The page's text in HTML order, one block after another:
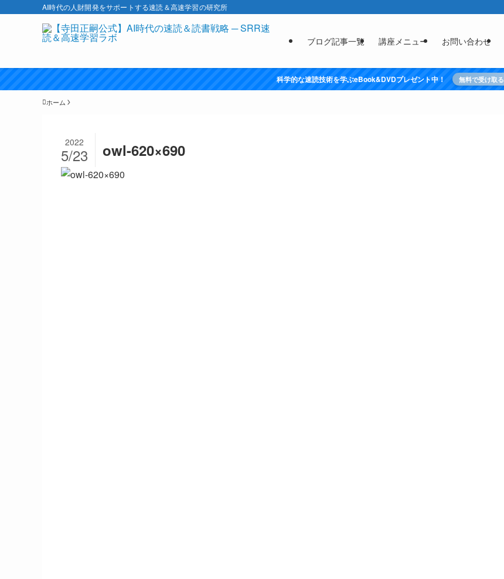
AI時代の人財開発をサポートする速読＆高速学習の研究所
ブログ記事一覧 講座メニュー お問い合わせ
科学的な速読技術を学ぶeBook&DVDプレゼント中！ 無料で受け取る
ホーム
owl-620×690
2022
5/23